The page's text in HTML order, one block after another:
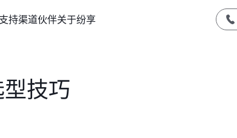
持渠道伙伴关于纷享
技巧